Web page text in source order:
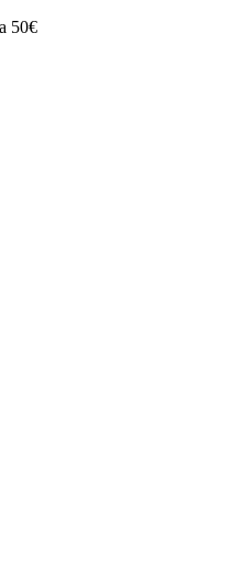
50€